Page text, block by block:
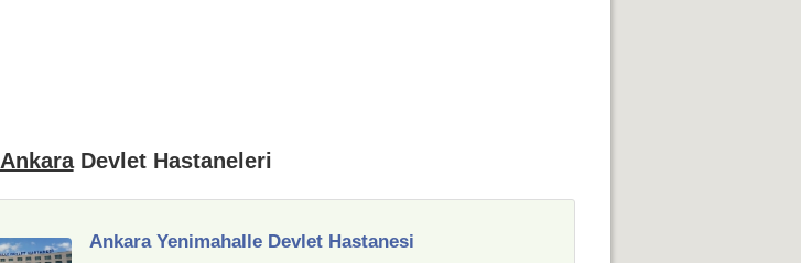
AnkaraDevlet Hastaneleri
Ankara Yenimahalle Devlet Hastanesi